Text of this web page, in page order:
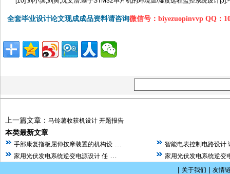
全套毕业设计论文现成成品资料请咨询微信号：biyezuopinvvp QQ
上一篇文章： 马铃薯收获机设计 开题报告
本类最新文章
手部康复指板屈伸按摩装置的机构设
智能电表控制电路设计
家用光伏发电系统逆变电源设计 任
家用光伏发电系统逆变
| 关于我们 | 友情